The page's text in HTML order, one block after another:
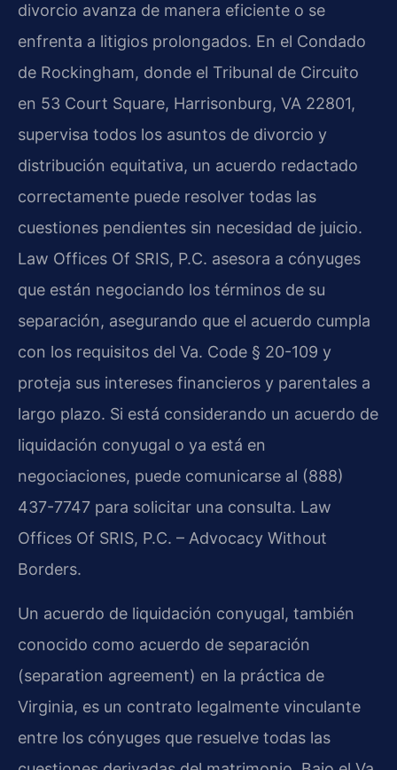
divorcio avanza de manera eficiente o se
enfrenta a litigios prolongados. En el Condado
de Rockingham, donde el Tribunal de Circuito
en 53 Court Square, Harrisonburg, VA 22801,
supervisa todos los asuntos de divorcio y
distribución equitativa, un acuerdo redactado
correctamente puede resolver todas las
cuestiones pendientes sin necesidad de juicio.
Law Offices Of SRIS, P.C. asesora a cónyuges
que están negociando los términos de su
separación, asegurando que el acuerdo cumpla
con los requisitos del Va. Code § 20-109 y
proteja sus intereses financieros y parentales a
largo plazo. Si está considerando un acuerdo de
liquidación conyugal o ya está en
negociaciones, puede comunicarse al (888)
437-7747 para solicitar una consulta. Law
Offices Of SRIS, P.C. – Advocacy Without
Borders.
Un acuerdo de liquidación conyugal, también
conocido como acuerdo de separación
(separation agreement) en la práctica de
Virginia, es un contrato legalmente vinculante
entre los cónyuges que resuelve todas las